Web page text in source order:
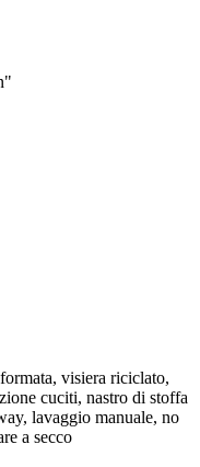
visiera riciclato,
cuciti, nastro di stoffa
lavaggio manuale, no
a secco